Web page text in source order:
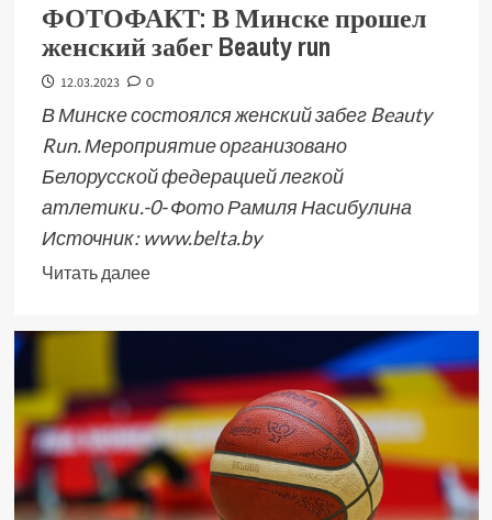
ФОТОФАКТ: В Минске прошел
женский забег Beauty run
12.03.2023 0
В Минске состоялся женский забег Beauty
Run. Мероприятие организовано
Белорусской федерацией легкой
атлетики.-0- Фото Рамиля Насибулина
Источник: www.belta.by
Читать далее